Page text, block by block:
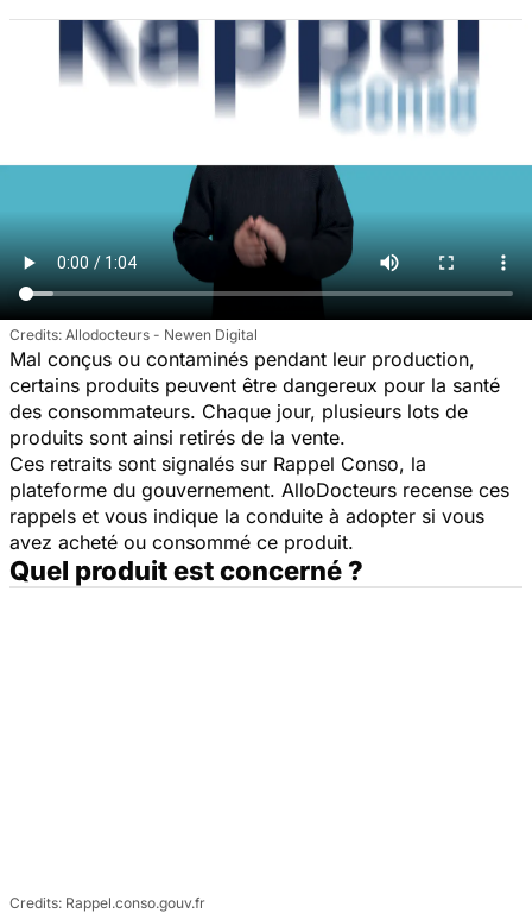
Allodocteurs - Newen Digital
Mal conçus ou contaminés pendant leur production,
certains produits peuvent être dangereux pour la santé
des consommateurs. Chaque jour, plusieurs lots de
produits sont ainsi retirés de la vente.
Ces retraits sont signalés sur Rappel Conso, la
plateforme du gouvernement. AlloDocteurs recense ces
rappels et vous indique la conduite à adopter si vous
avez acheté ou consommé ce produit.
Quel produit est concerné ?
Rappel.conso.gouv.fr